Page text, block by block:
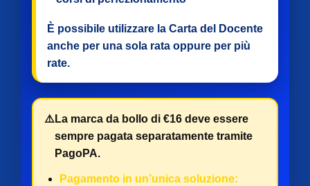
È possibile utilizzare la Carta del Docente
anche per una sola rata oppure per più
rate.
⚠️ La marca da bollo di €16 deve essere
sempre pagata separatamente tramite
PagoPA.
Pagamento in un’unica soluzione: